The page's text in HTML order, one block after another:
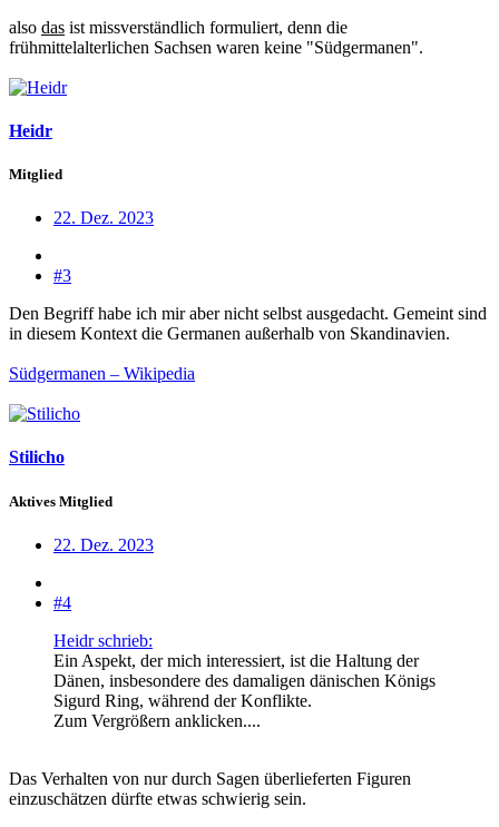
also das ist missverständlich formuliert, denn die
frühmittelalterlichen Sachsen waren keine "Südgermanen".
Heidr
Mitglied
22. Dez. 2023
#3
Den Begriff habe ich mir aber nicht selbst ausgedacht. Gemeint sind
in diesem Kontext die Germanen außerhalb von Skandinavien.
Südgermanen – Wikipedia
Stilicho
Aktives Mitglied
22. Dez. 2023
#4
Heidr schrieb:
Ein Aspekt, der mich interessiert, ist die Haltung der
Dänen, insbesondere des damaligen dänischen Königs
Sigurd Ring, während der Konflikte.
Zum Vergrößern anklicken....
Das Verhalten von nur durch Sagen überlieferten Figuren
einzuschätzen dürfte etwas schwierig sein.